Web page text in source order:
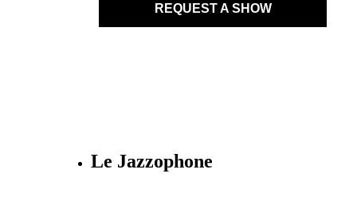
REQUEST A SHOW
Le Jazzophone